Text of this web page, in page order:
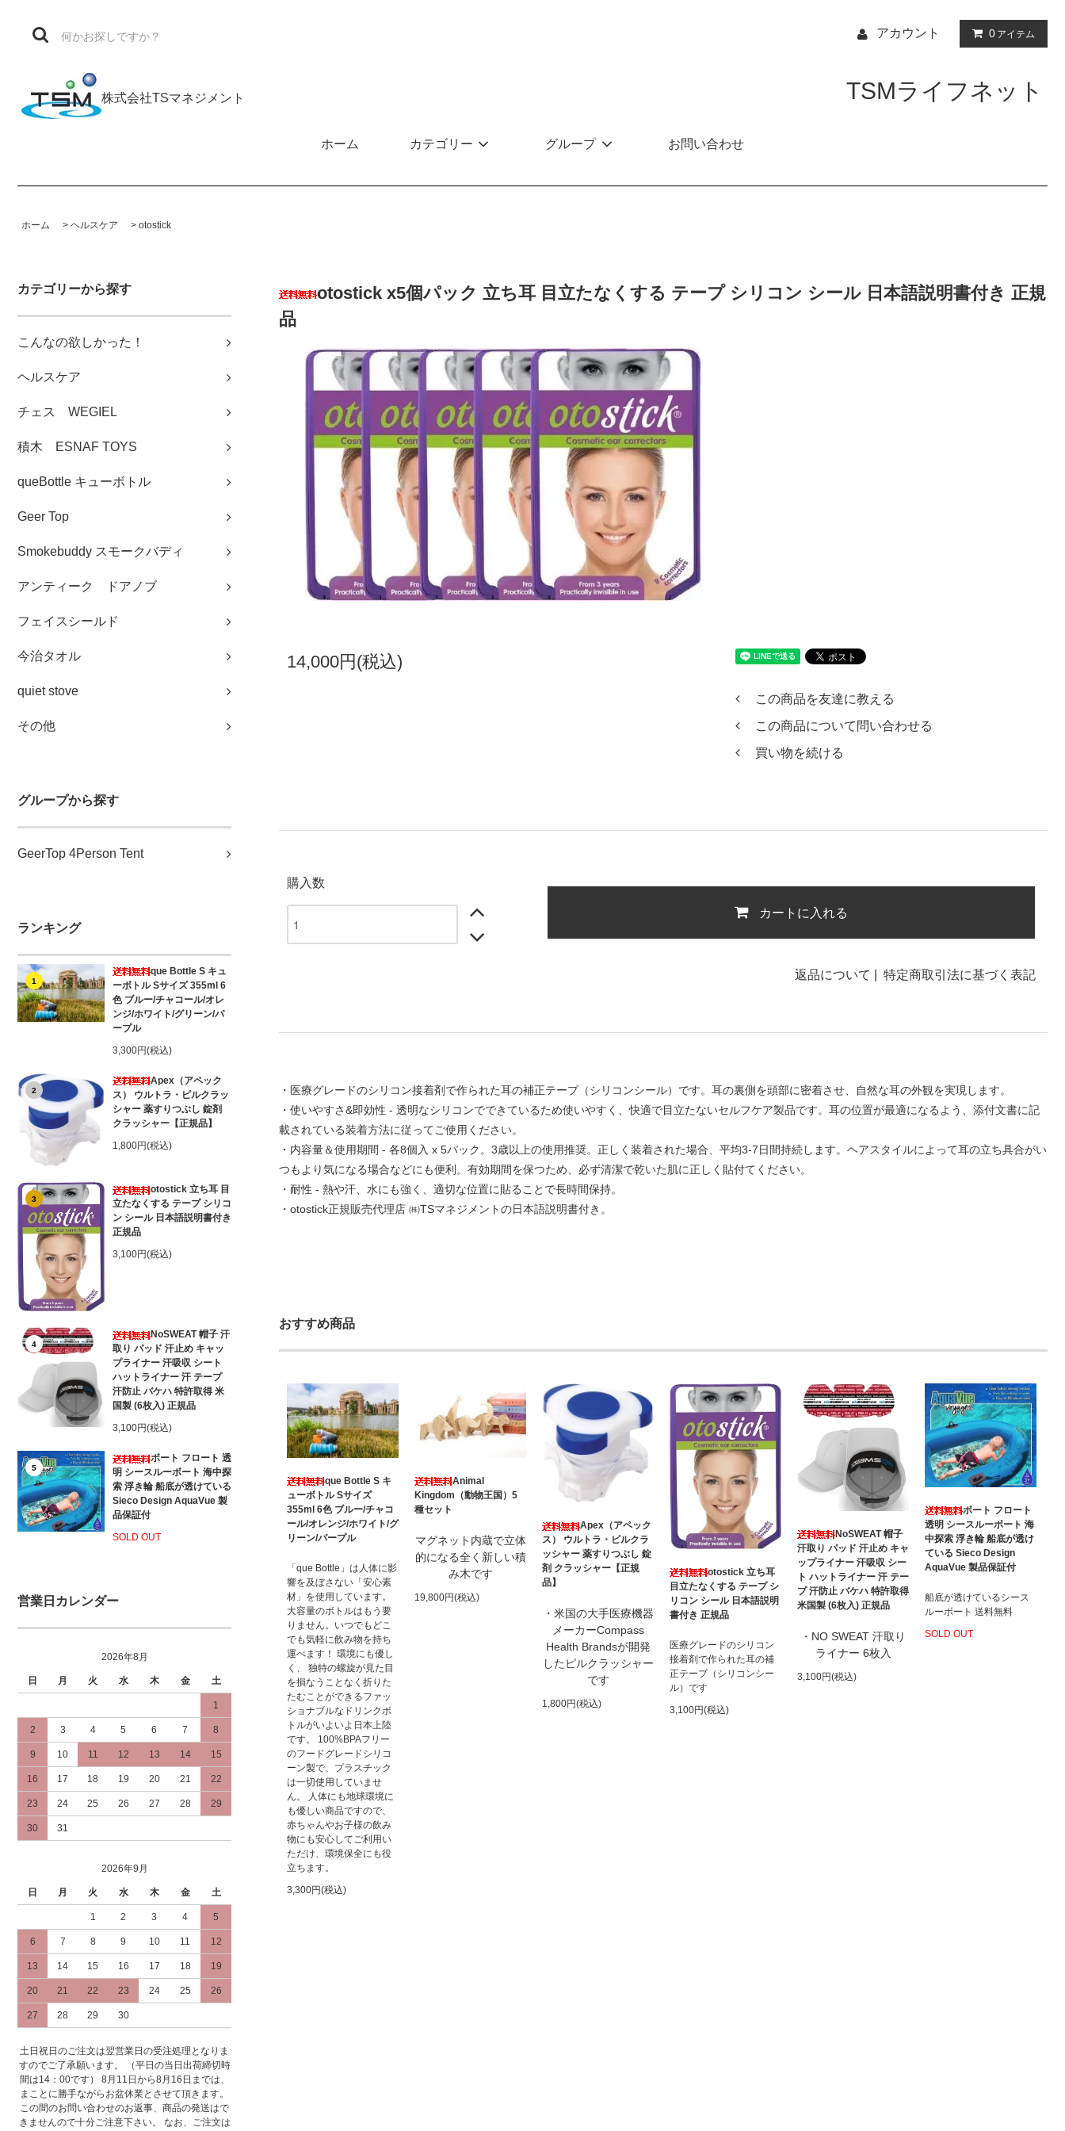
アカウント 0 アイテム
株式会社TSマネジメント TSMライフネット
ホーム カテゴリー グループ お問い合わせ
ホーム > ヘルスケア > otostick
カテゴリーから探す
こんなの欲しかった！
ヘルスケア
チェス WEGIEL
積木 ESNAF TOYS
queBottle キューボトル
Geer Top
Smokebuddy スモークバディ
アンティーク ドアノブ
フェイスシールド
今治タオル
quiet stove
その他
グループから探す
GeerTop 4Person Tent
ランキング
1
que Bottle S キュ
ーボトル Sサイズ 355ml 6
色 ブルー/チャコール/オレ
ンジ/ホワイト/グリーン/パ
ープル
3,300円(税込)
2
Apex（アペック
ス） ウルトラ・ピルクラッ
シャー 薬すりつぶし 錠剤
クラッシャー【正規品】
1,800円(税込)
3
otostick 立ち耳 目
立たなくする テープ シリコ
ン シール 日本語説明書付き
正規品
3,100円(税込)
4
NoSWEAT 帽子 汗
取り パッド 汗止め キャッ
プライナー 汗吸収 シート
ハットライナー 汗 テープ
汗防止 バケハ 特許取得 米
国製 (6枚入) 正規品
3,100円(税込)
5
ボート フロート 透
明 シースルーボート 海中探
索 浮き輪 船底が透けている
Sieco Design AquaVue 製
品保証付
SOLD OUT
営業日カレンダー
2026年8月
日 月 火 水 木 金 土
1
2 3 4 5 6 7 8
9 10 11 12 13 14 15
16 17 18 19 20 21 22
23 24 25 26 27 28 29
30 31
2026年9月
日 月 火 水 木 金 土
1 2 3 4 5
6 7 8 9 10 11 12
13 14 15 16 17 18 19
20 21 22 23 24 25 26
27 28 29 30
土日祝日のご注文は翌営業日の受注処理となりま
すのでご了承願います。 （平日の当日出荷締切時
間は14：00です） 8月11日から8月16日までは、
まことに勝手ながらお盆休業とさせて頂きます。
この間のお問い合わせのお返事、商品の発送はで
きませんので十分ご注意下さい。 なお、ご注文は
otostick x5個パック 立ち耳 目立たなくする テープ シリコン シール 日本語説明書付き 正規
品
14,000円(税込)
この商品を友達に教える
この商品について問い合わせる
買い物を続ける
購入数
カートに入れる
返品について 特定商取引法に基づく表記
・医療グレードのシリコン接着剤で作られた耳の補正テープ（シリコンシール）です。耳の裏側を頭部に密着させ、自然な耳の外観を実現します。
・使いやすさ&即効性 - 透明なシリコンでできているため使いやすく、快適で目立たないセルフケア製品です。耳の位置が最適になるよう、添付文書に記
載されている装着方法に従ってご使用ください。
・内容量＆使用期間 - 各8個入 x 5パック。3歳以上の使用推奨。正しく装着された場合、平均3-7日間持続します。ヘアスタイルによって耳の立ち具合がい
つもより気になる場合などにも便利。有効期間を保つため、必ず清潔で乾いた肌に正しく貼付てください。
・耐性 - 熱や汗、水にも強く、適切な位置に貼ることで長時間保持。
・otostick正規販売代理店 ㈱TSマネジメントの日本語説明書付き。
おすすめ商品
que Bottle S キ
ューボトル Sサイズ
355ml 6色 ブルー/チャコ
ール/オレンジ/ホワイト/グ
リーン/パープル
「que Bottle」は人体に影
響を及ぼさない「安心素
材」を使用しています。
大容量のボトルはもう要
りません。いつでもどこ
でも気軽に飲み物を持ち
運べます！ 環境にも優し
く、 独特の螺旋が見た目
を損なうことなく折りた
たむことができるファッ
ショナブルなドリンクボ
トルがいよいよ日本上陸
です。 100%BPAフリー
のフードグレードシリコ
ーン製で、プラスチック
は一切使用していませ
ん。 人体にも地球環境に
も優しい商品ですので、
赤ちゃんやお子様の飲み
物にも安心してご利用い
ただけ、環境保全にも役
立ちます。
3,300円(税込)
Animal
Kingdom（動物王国）5
種セット
マグネット内蔵で立体
的になる全く新しい積
み木です
19,800円(税込)
Apex（アペック
ス） ウルトラ・ピルクラ
ッシャー 薬すりつぶし 錠
剤 クラッシャー【正規
品】
・米国の大手医療機器
メーカーCompass
Health Brandsが開発
したピルクラッシャー
です
1,800円(税込)
otostick 立ち耳
目立たなくする テープ シ
リコン シール 日本語説明
書付き 正規品
医療グレードのシリコン
接着剤で作られた耳の補
正テープ（シリコンシー
ル）です
3,100円(税込)
NoSWEAT 帽子
汗取り パッド 汗止め キャ
ップライナー 汗吸収 シー
ト ハットライナー 汗 テー
プ 汗防止 バケハ 特許取得
米国製 (6枚入) 正規品
・NO SWEAT 汗取り
ライナー 6枚入
3,100円(税込)
ボート フロート
透明 シースルーボート 海
中探索 浮き輪 船底が透け
ている Sieco Design
AquaVue 製品保証付
船底が透けているシース
ルーボート 送料無料
SOLD OUT